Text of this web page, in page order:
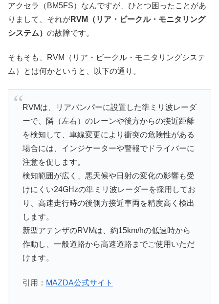
アクセラ（BM5FS）なんですが、ひとつ困ったことがあ
りまして、それがRVM（リア・ビークル・モニタリング
システム） の故障です。
そもそも、RVM（リア・ビークル・モニタリングシステ
ム）とは何かというと、以下の通り。
RVMは、リアバンパーに設置した準ミリ波レーダ
ーで、隣（左右）のレーンや後方からの接近距離
を検知して、車線変更により衝突の危険性がある
場合には、インジケーターや警報でドライバーに
注意を促します。
検知範囲が広く、悪天候や日射の変化の影響も受
けにくい24GHzの準ミリ波レーダーを採用してお
り、高速走行時の後側方接近車両を精度高く検出
します。
新型アテンザのRVMは、約15km/hの低速時から
作動し、一般道路から高速道路までご使用いただ
けます。
引用： MAZDA公式サイト